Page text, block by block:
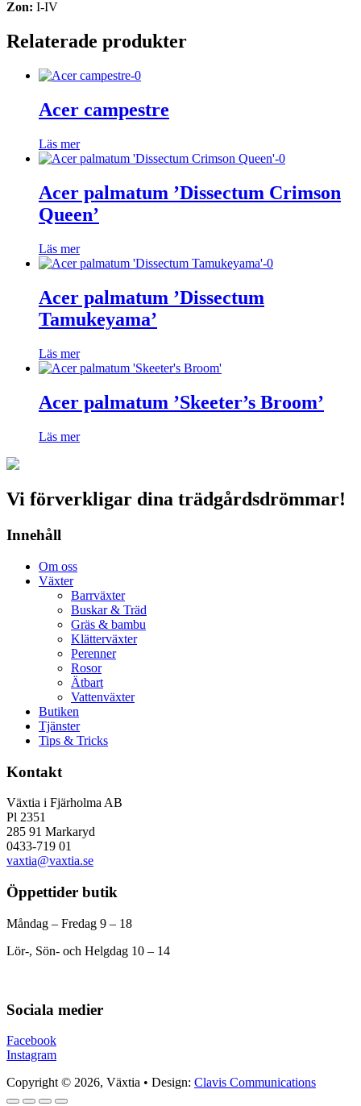
Zon: I-IV
Relaterade produkter
Acer campestre
Läs mer
Acer palmatum ’Dissectum Crimson
Queen’
Läs mer
Acer palmatum ’Dissectum
Tamukeyama’
Läs mer
Acer palmatum ’Skeeter’s Broom’
Läs mer
Vi förverkligar dina trädgårdsdrömmar!
Innehåll
Om oss
Växter
Barrväxter
Buskar & Träd
Gräs & bambu
Klätterväxter
Perenner
Rosor
Ätbart
Vattenväxter
Butiken
Tjänster
Tips & Tricks
Kontakt
Växtia i Fjärholma AB
Pl 2351
285 91 Markaryd
0433-719 01
vaxtia@vaxtia.se
Öppettider butik
Måndag – Fredag 9 – 18
Lör-, Sön- och Helgdag 10 – 14
Sociala medier
Facebook
Instagram
Copyright © 2026, Växtia • Design: Clavis Communications